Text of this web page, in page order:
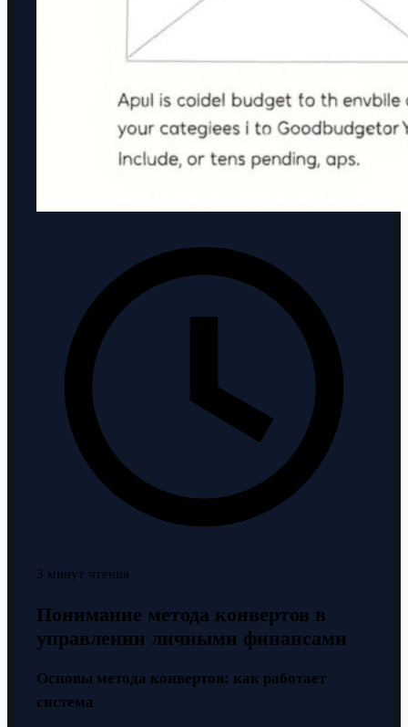
3 минут чтения
Понимание метода конвертов в
управлении личными финансами
Основы метода конвертов: как работает
система